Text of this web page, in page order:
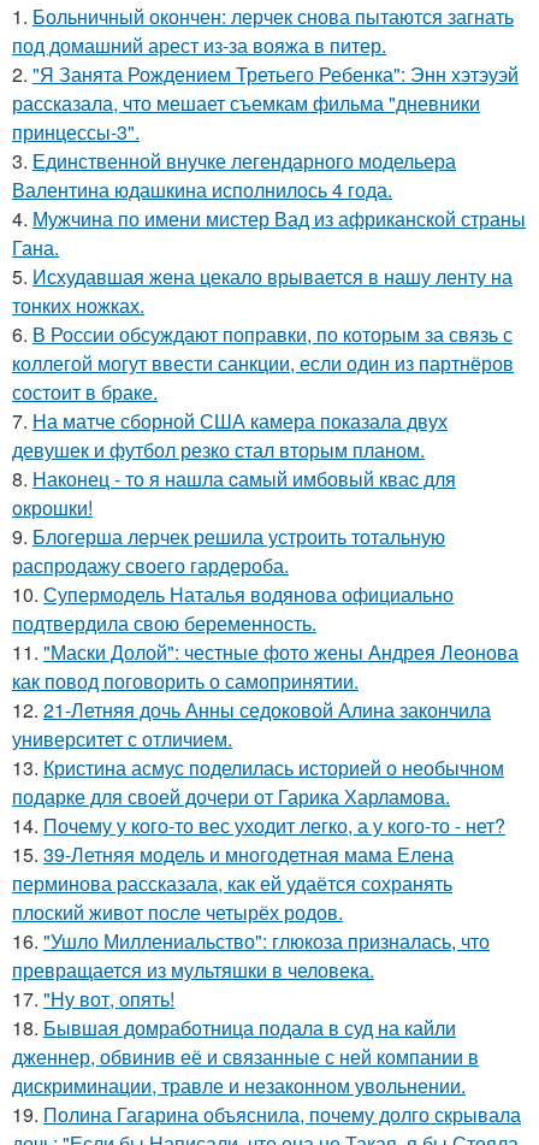
1. Больничный окончен: лерчек снова пытаются загнать
под домашний арест из-за вояжа в питер.
2. "Я Занята Рождением Третьего Ребенка": Энн хэтэуэй
рассказала, что мешает съемкам фильма "дневники
принцессы-3".
3. Единственной внучке легендарного модельера
Валентина юдашкина исполнилось 4 года.
4. Мужчина по имени мистер Вад из африканской страны
Гана.
5. Исхудавшая жена цекало врывается в нашу ленту на
тонких ножках.
6. В России обсуждают поправки, по которым за связь с
коллегой могут ввести санкции, если один из партнёров
состоит в браке.
7. На матче сборной США камера показала двух
девушек и футбол резко стал вторым планом.
8. Наконец - то я нашла cамый имбовый кваc для
oкрошки!
9. Блогерша лерчек решила устроить тотальную
распродажу своего гардероба.
10. Супермодель Наталья водянова официально
подтвердила свою беременность.
11. "Маски Долой": честные фото жены Андрея Леонова
как повод поговорить о самопринятии.
12. 21-Летняя дочь Анны седоковой Алина закончила
университет с отличием.
13. Кристина асмус поделилась историей о необычном
подарке для своей дочери от Гарика Харламова.
14. Почему у кого-то вес уходит легко, а у кого-то - нет?
15. 39-Летняя модель и многодетная мама Елена
перминова рассказала, как ей удаётся сохранять
плоский живот после четырёх родов.
16. "Ушло Миллениальство": глюкоза призналась, что
превращается из мультяшки в человека.
17. "Ну вот, опять!
18. Бывшая домработница подала в суд на кайли
дженнер, обвинив её и связанные с ней компании в
дискриминации, травле и незаконном увольнении.
19. Полина Гагарина объяснила, почему долго скрывала